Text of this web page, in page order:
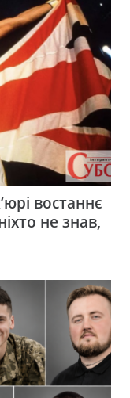
востаннє
не знав,